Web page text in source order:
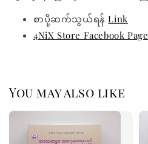
စာပို့ဆက်သွယ်ရန်Link
4NiX Store Facebook Page
You may also like